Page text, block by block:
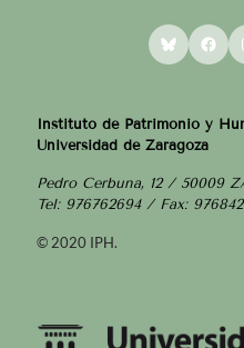
Bluesky
Instituto de Patrimonio y
Universidad de Zaragoza
Pedro Cerbuna, 12 / 50009
Tel: 976762694 / Fax:
© 2020 IPH.